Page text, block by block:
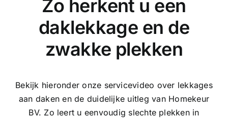
Zo herkent u een
daklekkage en de
zwakke plekken
Bekijk hieronder onze servicevideo over lekkages
aan daken en de duidelijke uitleg van Homekeur
BV. Zo leert u eenvoudig slechte plekken in